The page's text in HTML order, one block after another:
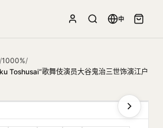
中
/1000%/
Toshusai“歌舞伎演员大谷鬼治三世饰演江户